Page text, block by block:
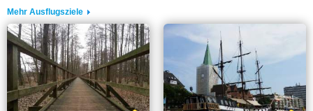
Mehr Ausflugsziele